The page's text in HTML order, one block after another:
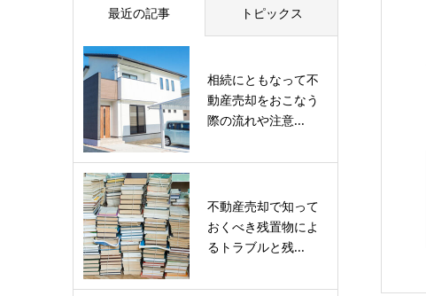
最近の記事 トピックス
相続にともなって不
動産売却をおこなう
際の流れや注意...
不動産売却で知って
おくべき残置物によ
るトラブルと残...